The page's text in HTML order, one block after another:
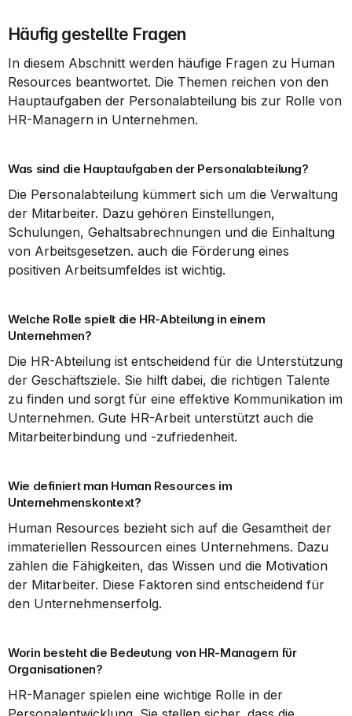
Häufig gestellte Fragen
In diesem Abschnitt werden häufige Fragen zu Human
Resources beantwortet. Die Themen reichen von den
Hauptaufgaben der Personalabteilung bis zur Rolle von
HR-Managern in Unternehmen.
Was sind die Hauptaufgaben der Personalabteilung?
Die Personalabteilung kümmert sich um die Verwaltung
der Mitarbeiter. Dazu gehören Einstellungen,
Schulungen, Gehaltsabrechnungen und die Einhaltung
von Arbeitsgesetzen. auch die Förderung eines
positiven Arbeitsumfeldes ist wichtig.
Welche Rolle spielt die HR-Abteilung in einem
Unternehmen?
Die HR-Abteilung ist entscheidend für die Unterstützung
der Geschäftsziele. Sie hilft dabei, die richtigen Talente
zu finden und sorgt für eine effektive Kommunikation im
Unternehmen. Gute HR-Arbeit unterstützt auch die
Mitarbeiterbindung und -zufriedenheit.
Wie definiert man Human Resources im
Unternehmenskontext?
Human Resources bezieht sich auf die Gesamtheit der
immateriellen Ressourcen eines Unternehmens. Dazu
zählen die Fähigkeiten, das Wissen und die Motivation
der Mitarbeiter. Diese Faktoren sind entscheidend für
den Unternehmenserfolg.
Worin besteht die Bedeutung von HR-Managern für
Organisationen?
HR-Manager spielen eine wichtige Rolle in der